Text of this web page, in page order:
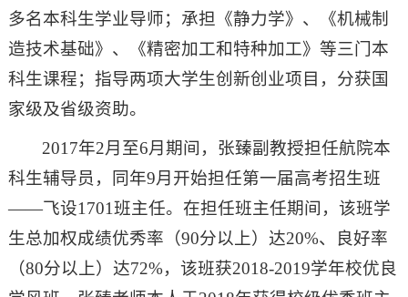
多名本科生学业导师；承担《静力学》、《机械制
造技术基础》、《精密加工和特种加工》等三门本
科生课程；指导两项大学生创新创业项目，分获国
家级及省级资助。
2017年2月至6月期间，张臻副教授担任航院本
科生辅导员，同年9月开始担任第一届高考招生班
——飞设1701班主任。在担任班主任期间，该班学
生总加权成绩优秀率（90分以上）达20%、良好率
（80分以上）达72%，该班获2018-2019学年校优良